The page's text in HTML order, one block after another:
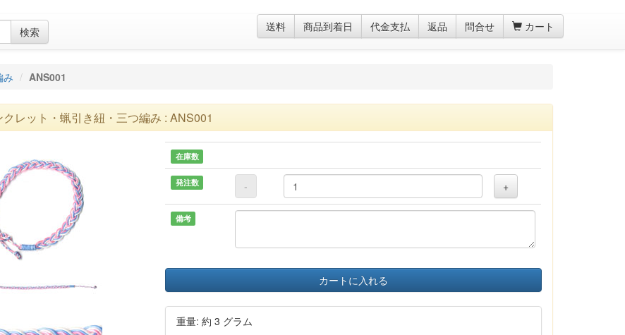
検索 送料 商品到着日 代金支払 返品 問合せ カート
み ANS001
レット・蝋引き紐・三つ編み : ANS001
在庫数
発注数 - +
備考
カートに入れる
重量: 約 3 グラム